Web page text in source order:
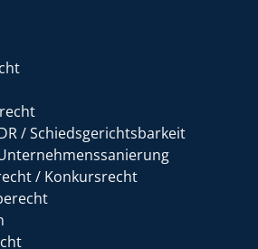
/ Schiedsgerichtsbarkeit
/ Konkursrecht